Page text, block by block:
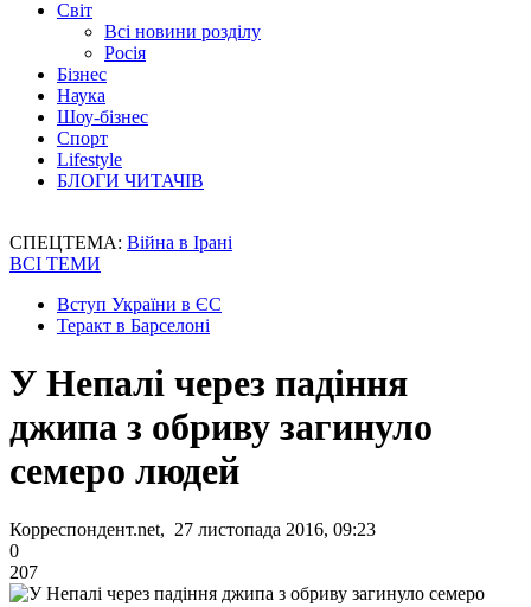
Світ
Всі новини розділу
Росія
Бізнес
Наука
Шоу-бізнес
Спорт
Lifestyle
БЛОГИ ЧИТАЧІВ
СПЕЦТЕМА: Війна в Ірані
ВСІ ТЕМИ
Вступ України в ЄС
Теракт в Барселоні
У Непалі через падіння
джипа з обриву загинуло
семеро людей
Корреспондент.net, 27 листопада 2016, 09:23
0
207